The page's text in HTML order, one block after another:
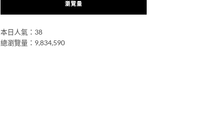
瀏覽量
本日人氣：38
總瀏覽量：9,834,590